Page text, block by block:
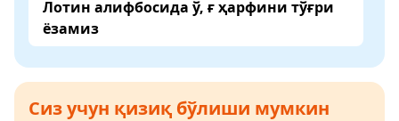
Лотин алифбосида ў, ғ ҳарфини тўғри
ёзамиз
Сиз учун қизиқ бўлиши мумкин